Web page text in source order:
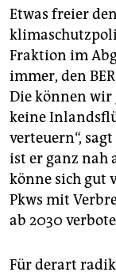
Etwas freier
Fraktion im
immer, den
Die können wir
keine
verteuern“,
ist er ganz nah
könne sich gut
Pkws mit
ab 2030
Für derart